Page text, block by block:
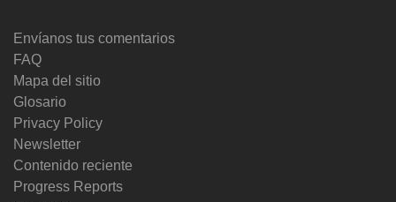
Envíanos tus comentarios
FAQ
Mapa del sitio
Glosario
Privacy Policy
Newsletter
Contenido reciente
Progress Reports